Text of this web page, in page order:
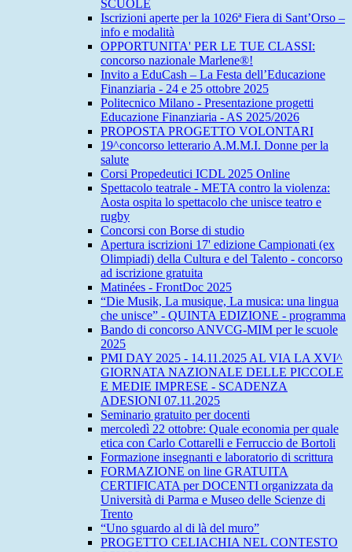
SCUOLE
Iscrizioni aperte per la 1026ª Fiera di Sant’Orso –
info e modalità
OPPORTUNITA' PER LE TUE CLASSI:
concorso nazionale Marlene®!
Invito a EduCash – La Festa dell’Educazione
Finanziaria - 24 e 25 ottobre 2025
Politecnico Milano - Presentazione progetti
Educazione Finanziaria - AS 2025/2026
PROPOSTA PROGETTO VOLONTARI
19^concorso letterario A.M.M.I. Donne per la
salute
Corsi Propedeutici ICDL 2025 Online
Spettacolo teatrale - META contro la violenza:
Aosta ospita lo spettacolo che unisce teatro e
rugby
Concorsi con Borse di studio
Apertura iscrizioni 17' edizione Campionati (ex
Olimpiadi) della Cultura e del Talento - concorso
ad iscrizione gratuita
Matinées - FrontDoc 2025
“Die Musik, La musique, La musica: una lingua
che unisce” - QUINTA EDIZIONE - programma
Bando di concorso ANVCG-MIM per le scuole
2025
PMI DAY 2025 - 14.11.2025 AL VIA LA XVI^
GIORNATA NAZIONALE DELLE PICCOLE
E MEDIE IMPRESE - SCADENZA
ADESIONI 07.11.2025
Seminario gratuito per docenti
mercoledì 22 ottobre: Quale economia per quale
etica con Carlo Cottarelli e Ferruccio de Bortoli
Formazione insegnanti e laboratorio di scrittura
FORMAZIONE on line GRATUITA
CERTIFICATA per DOCENTI organizzata da
Università di Parma e Museo delle Scienze di
Trento
“Uno sguardo al di là del muro”
PROGETTO CELIACHIA NEL CONTESTO